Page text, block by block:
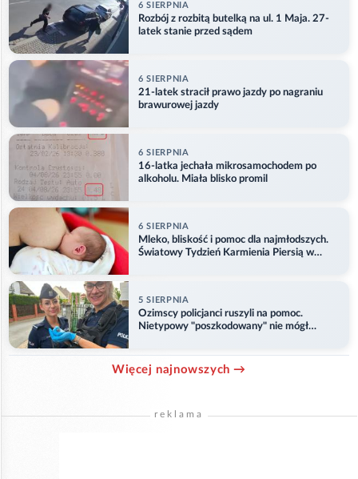
6 SIERPNIA
Rozbój z rozbitą butelką na ul. 1 Maja. 27-
latek stanie przed sądem
6 SIERPNIA
21-latek stracił prawo jazdy po nagraniu
brawurowej jazdy
6 SIERPNIA
16-latka jechała mikrosamochodem po
alkoholu. Miała blisko promil
6 SIERPNIA
Mleko, bliskość i pomoc dla najmłodszych.
Światowy Tydzień Karmienia Piersią w
5 SIERPNIA
Ozimscy policjanci ruszyli na pomoc.
Nietypowy "poszkodowany" nie mógł
Więcej najnowszych →
reklama